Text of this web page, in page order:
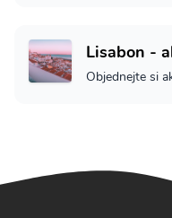
Lisabon -
Objednejte si